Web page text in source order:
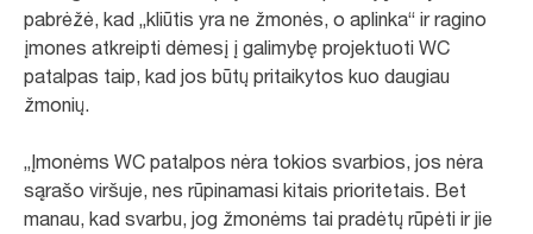
pabrėžė, kad „kliūtis yra ne žmonės, o aplinka“ ir ragino
įmones atkreipti dėmesį į galimybę projektuoti WC
patalpas taip, kad jos būtų pritaikytos kuo daugiau
žmonių.
„Įmonėms WC patalpos nėra tokios svarbios, jos nėra
sąrašo viršuje, nes rūpinamasi kitais prioritetais. Bet
manau, kad svarbu, jog žmonėms tai pradėtų rūpėti ir jie